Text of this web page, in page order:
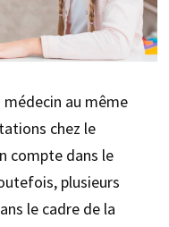
médecin au même
chez le
compte dans le
plusieurs
le cadre de la